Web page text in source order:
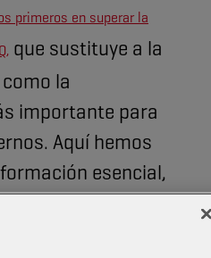
primeros en superar la
que sustituye a la
la
importante para
Aquí hemos
esencial,
estés al día.
de la nueva